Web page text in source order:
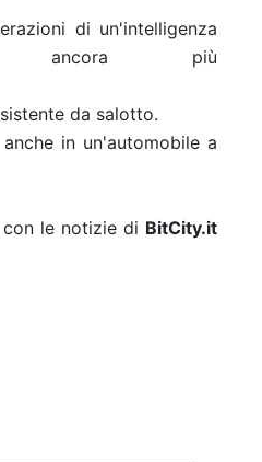
di un'intelligenza
ancora più
da salotto.
in un'automobile a
le notizie di BitCity.it